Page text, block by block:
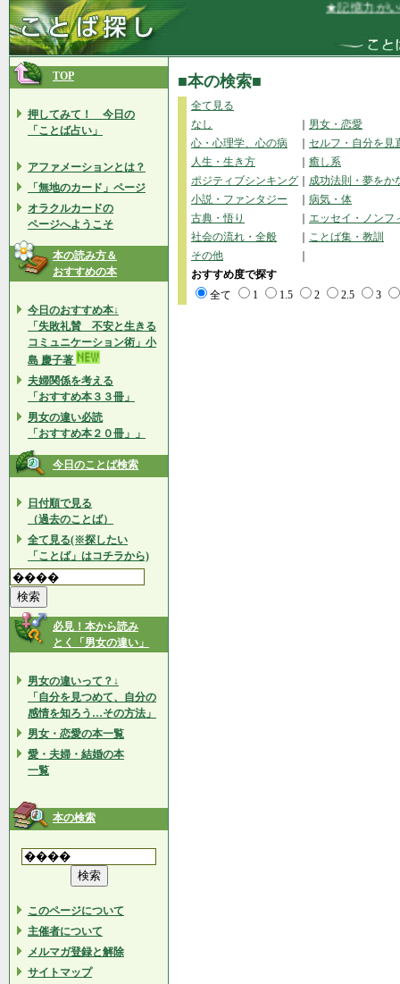
★記憶力がい
TOP
押してみて！ 今日の
「ことば占い」
アファメーションとは？
「無地のカード」ページ
オラクルカードの
ページへようこそ
本の読み方＆
おすすめの本
今日のおすすめ本↓
「失敗礼賛 不安と生きる
コミュニケーション術」小
島 慶子著
夫婦関係を考える
「おすすめ本３３冊」
男女の違い必読
「おすすめ本２０冊」」
今日のことば検索
日付順で見る
（過去のことば）
全て見る(※探したい
「ことば」はコチラから)
必見！本から読み
とく「男女の違い」
男女の違いって？↓
「自分を見つめて、自分の
感情を知ろう…その方法」
男女・恋愛の本一覧
愛・夫婦・結婚の本
一覧
本の検索
このページについて
主催者について
メルマガ登録と解除
サイトマップ
■本の検索■
全て見る
なし
男女・恋愛
心・心理学、心の病
セルフ・自分を見
人生・生き方
癒し系
ポジティブシンキング
成功法則・夢をか
小説・ファンタジー
病気・体
古典・悟り
エッセイ・ノンフ
社会の流れ・全般
ことば集・教訓
その他
おすすめ度で探す
全て
1 1.5 2 2.5 3